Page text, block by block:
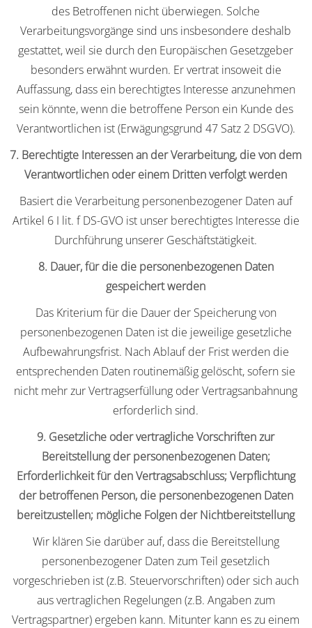
des Betroffenen nicht überwiegen. Solche
Verarbeitungsvorgänge sind uns insbesondere deshalb
gestattet, weil sie durch den Europäischen Gesetzgeber
besonders erwähnt wurden. Er vertrat insoweit die
Auffassung, dass ein berechtigtes Interesse anzunehmen
sein könnte, wenn die betroffene Person ein Kunde des
Verantwortlichen ist (Erwägungsgrund 47 Satz 2 DSGVO).
7. Berechtigte Interessen an der Verarbeitung, die von dem
Verantwortlichen oder einem Dritten verfolgt werden
Basiert die Verarbeitung personenbezogener Daten auf
Artikel 6 I lit. f DS-GVO ist unser berechtigtes Interesse die
Durchführung unserer Geschäftstätigkeit.
8. Dauer, für die die personenbezogenen Daten
gespeichert werden
Das Kriterium für die Dauer der Speicherung von
personenbezogenen Daten ist die jeweilige gesetzliche
Aufbewahrungsfrist. Nach Ablauf der Frist werden die
entsprechenden Daten routinemäßig gelöscht, sofern sie
nicht mehr zur Vertragserfüllung oder Vertragsanbahnung
erforderlich sind.
9. Gesetzliche oder vertragliche Vorschriften zur
Bereitstellung der personenbezogenen Daten;
Erforderlichkeit für den Vertragsabschluss; Verpflichtung
der betroffenen Person, die personenbezogenen Daten
bereitzustellen; mögliche Folgen der Nichtbereitstellung
Wir klären Sie darüber auf, dass die Bereitstellung
personenbezogener Daten zum Teil gesetzlich
vorgeschrieben ist (z.B. Steuervorschriften) oder sich auch
aus vertraglichen Regelungen (z.B. Angaben zum
Vertragspartner) ergeben kann. Mitunter kann es zu einem